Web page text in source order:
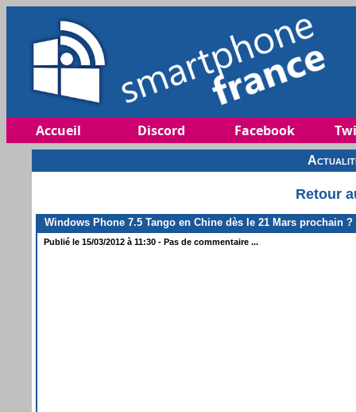
Accueil Discord Facebook
Retour
Windows Phone 7.5 Tango en Chine dès le 21 Mars prochain ?
Publié le 15/03/2012 à 11:30 - Pas de commentaire ...